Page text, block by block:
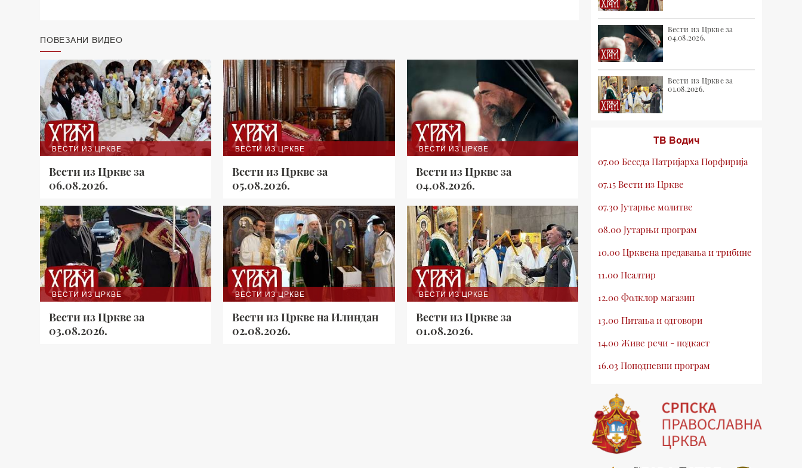
ПОВЕЗАНИ ВИДЕО
ВЕСТИ ИЗ ЦРКВЕ
Вести из Цркве за
06.08.2026.
ВЕСТИ ИЗ ЦРКВЕ
Вести из Цркве за
05.08.2026.
ВЕСТИ ИЗ ЦРКВЕ
Вести из Цркве за
04.08.2026.
ВЕСТИ ИЗ ЦРКВЕ
Вести из Цркве за
03.08.2026.
ВЕСТИ ИЗ ЦРКВЕ
Вести из Цркве на Илиндан
02.08.2026.
ВЕСТИ ИЗ ЦРКВЕ
Вести из Цркве за
01.08.2026.
Вести из Цркве за
04.08.2026.
Вести из Цркве за
01.08.2026.
ТВ Водич
07.00 Беседа Патријарха Порфирија
07.15 Вести из Цркве
07.30 Јутарње молитве
08.00 Јутарњи програм
10.00 Црквена предавања и трибине
11.00 Псалтир
12.00 Фолклор магазин
13.00 Питања и одговори
14.00 Живе речи - подкаст
16.03 Поподневни програм
19.03 Млади у Цркви
19.30 Вечерње молитве
20.00 Вести из Цркве